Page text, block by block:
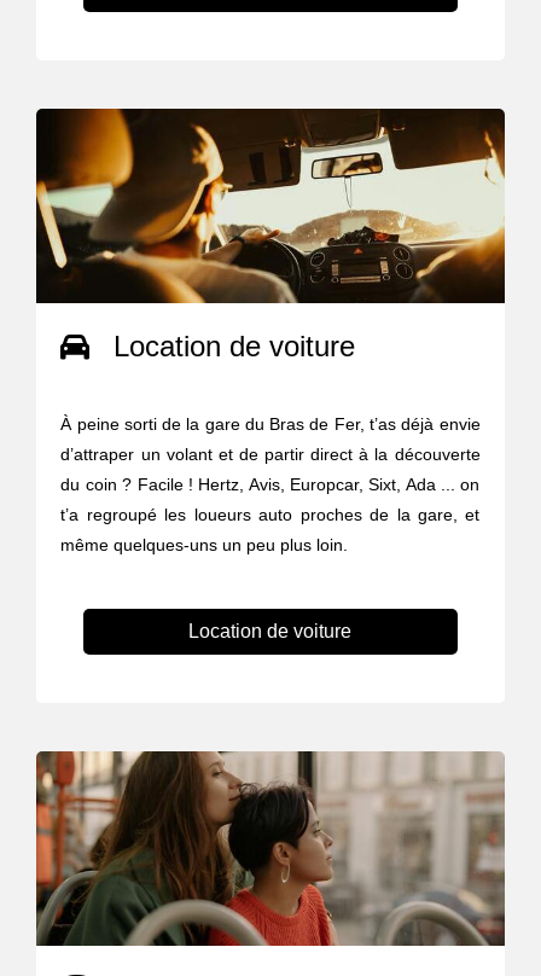
Location de voiture
À peine sorti de la gare du Bras de Fer, t’as déjà envie
d’attraper un volant et de partir direct à la découverte
du coin ? Facile ! Hertz, Avis, Europcar, Sixt, Ada ... on
t’a regroupé les loueurs auto proches de la gare, et
même quelques-uns un peu plus loin.
Location de voiture